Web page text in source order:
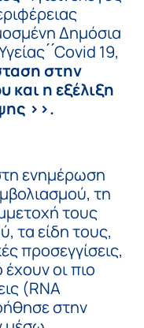
Δημόσια
́Covid 19,
στην
και η εξέλιξη
>>.
ενημέρωση
τη
τους
τα είδη τους,
προσεγγίσεις,
οι πιο
(RNA
στην